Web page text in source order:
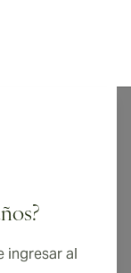
ingresar al
puros hasta
puros
marcas de
de la